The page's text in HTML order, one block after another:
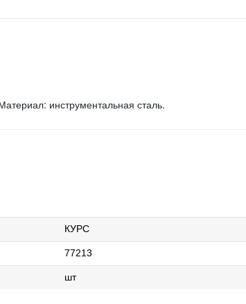
инструментальная сталь.
КУРС
77213
шт